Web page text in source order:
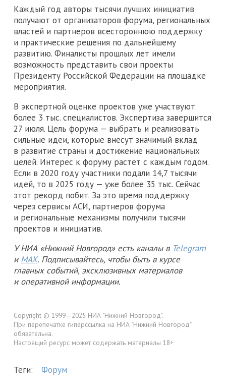
Каждый год авторы тысячи лучших инициатив
получают от организаторов форума, региональных
властей и партнеров всестороннюю поддержку
и практические решения по дальнейшему
развитию. Финалисты прошлых лет имели
возможность представить свои проекты
Президенту Российской Федерации на площадке
мероприятия.
В экспертной оценке проектов уже участвуют
более 3 тыс. специалистов. Экспертиза завершится
27 июля. Цель форума — выбрать и реализовать
сильные идеи, которые внесут значимый вклад
в развитие страны и достижение национальных
целей. Интерес к форуму растет с каждым годом.
Если в 2020 году участники подали 14,7 тысячи
идей, то в 2025 году — уже более 35 тыс. Сейчас
этот рекорд побит. За это время поддержку
через сервисы АСИ, партнеров форума
и региональные механизмы получили тысячи
проектов и инициатив.
У НИА «Нижний Новгород» есть каналы в Telegram
и MAX. Подписывайтесь, чтобы быть в курсе
главных событий, эксклюзивных материалов
и оперативной информации.
Copyright © 1999—2025 НИА "Нижний Новгород".
При перепечатке гиперссылка на НИА "Нижний Новгород"
обязательна.
Настоящий ресурс может содержать материалы 18+
Теги: Форум